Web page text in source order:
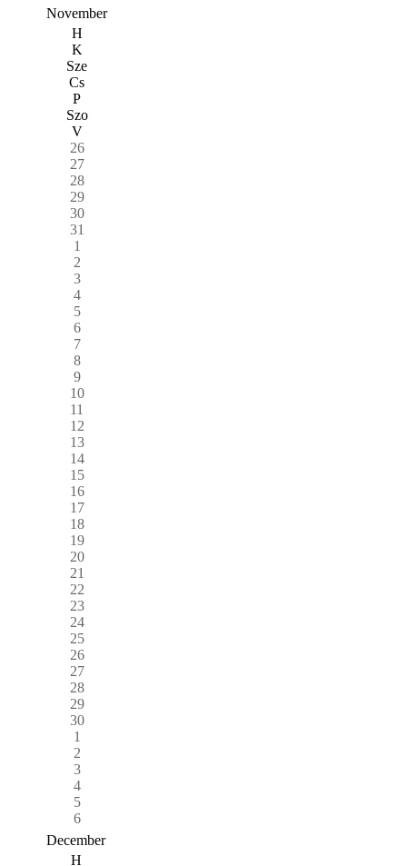
November
H
K
Sze
Cs
P
Szo
V
26
27
28
29
30
31
1
2
3
4
5
6
7
8
9
10
11
12
13
14
15
16
17
18
19
20
21
22
23
24
25
26
27
28
29
30
1
2
3
4
5
6
December
H